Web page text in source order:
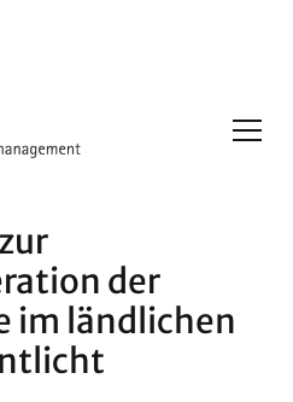
der
im ländlichen